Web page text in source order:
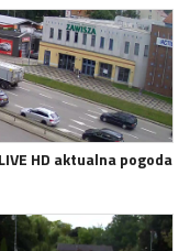
HD aktualna pogoda